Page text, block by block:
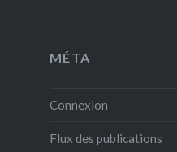
MÉTA
Connexion
Flux des publications